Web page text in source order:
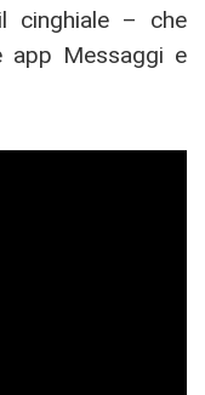
cinghiale – che
app Messaggi e